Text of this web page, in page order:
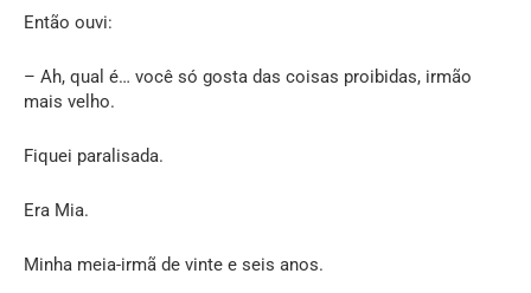
Então ouvi:
– Ah, qual é… você só gosta das coisas proibidas, irmão
mais velho.
Fiquei paralisada.
Era Mia.
Minha meia-irmã de vinte e seis anos.